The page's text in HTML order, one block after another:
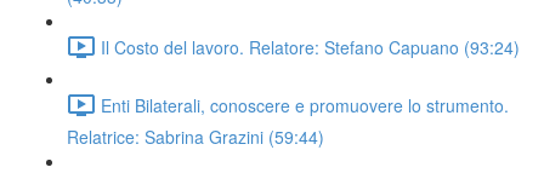
Il Costo del lavoro. Relatore: Stefano Capuano (93:24)
Enti Bilaterali, conoscere e promuovere lo strumento.
Relatrice: Sabrina Grazini (59:44)